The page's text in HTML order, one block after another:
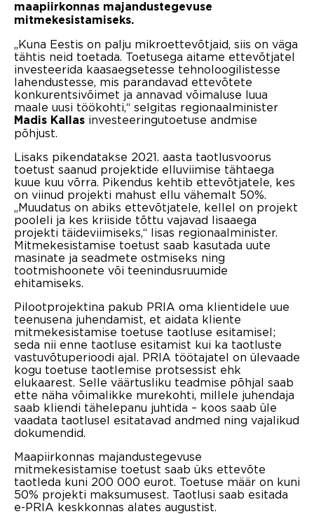
maapiirkonnas majandustegevuse
mitmekesistamiseks.
„Kuna Eestis on palju mikroettevõtjaid, siis on väga
tähtis neid toetada. Toetusega aitame ettevõtjatel
investeerida kaasaegsetesse tehnoloogilistesse
lahendustesse, mis parandavad ettevõtete
konkurentsivõimet ja annavad võimaluse luua
maale uusi töökohti,“ selgitas regionaalminister
Madis Kallas investeeringutoetuse andmise
põhjust.
Lisaks pikendatakse 2021. aasta taotlusvoorus
toetust saanud projektide elluviimise tähtaega
kuue kuu võrra. Pikendus kehtib ettevõtjatele, kes
on viinud projekti mahust ellu vähemalt 50%.
„Muudatus on abiks ettevõtjatele, kellel on projekt
pooleli ja kes kriiside tõttu vajavad lisaaega
projekti täideviimiseks,“ lisas regionaalminister.
Mitmekesistamise toetust saab kasutada uute
masinate ja seadmete ostmiseks ning
tootmishoonete või teenindusruumide
ehitamiseks.
Pilootprojektina pakub PRIA oma klientidele uue
teenusena juhendamist, et aidata kliente
mitmekesistamise toetuse taotluse esitamisel;
seda nii enne taotluse esitamist kui ka taotluste
vastuvõtuperioodi ajal. PRIA töötajatel on ülevaade
kogu toetuse taotlemise protsessist ehk
elukaarest. Selle väärtusliku teadmise põhjal saab
ette näha võimalikke murekohti, millele juhendaja
saab kliendi tähelepanu juhtida – koos saab üle
vaadata taotlusel esitatavad andmed ning vajalikud
dokumendid.
Maapiirkonnas majandustegevuse
mitmekesistamise toetust saab üks ettevõte
taotleda kuni 200 000 eurot. Toetuse määr on kuni
50% projekti maksumusest. Taotlusi saab esitada
e-PRIA keskkonnas alates augustist.